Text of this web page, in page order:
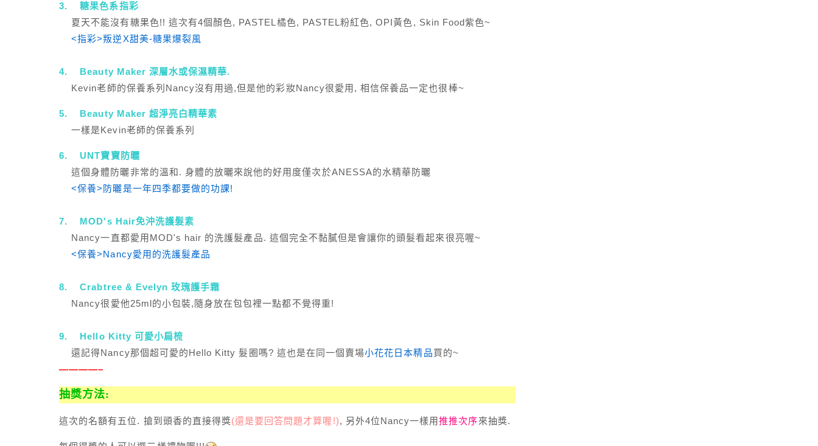
3. 糖果色系指彩
夏天不能沒有糖果色!! 這次有4個顏色, PASTEL橘色, PASTEL粉紅色, OPI黃色, Skin Food紫色~
<指彩>叛逆X甜美-糖果爆裂風
4. Beauty Maker 深層水或保濕精華.
Kevin老師的保養系列Nancy沒有用過,但是他的彩妝Nancy很愛用, 相信保養品一定也很棒~
5. Beauty Maker 超淨亮白精華素
一樣是Kevin老師的保養系列
6. UNT寶寶防曬
這個身體防曬非常的溫和. 身體的放曬來說他的好用度僅次於ANESSA的水精華防曬
<保養>防曬是一年四季都要做的功課!
7. MOD's Hair免沖洗護髮素
Nancy一直都愛用MOD's hair 的洗護髮產品. 這個完全不黏膩但是會讓你的頭髮看起來很亮喔~
<保養>Nancy愛用的洗護髮產品
8. Crabtree & Evelyn 玫瑰護手霜
Nancy很愛他25ml的小包裝,隨身放在包包裡一點都不覺得重!
9. Hello Kitty 可愛小扁梳
還記得Nancy那個超可愛的Hello Kitty 髮圈嗎? 這也是在同一個賣場小花花日本精品買的~
————–
抽獎方法:
這次的名額有五位. 搶到頭香的直接得獎(還是要回答問題才算喔!), 另外4位Nancy一樣用推推次序來抽獎.